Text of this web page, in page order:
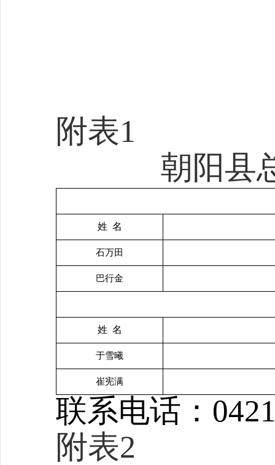
附表1
朝阳县
姓 名
石万田
巴行金
姓 名
于雪曦
崔宪满
联系电话：
附表2